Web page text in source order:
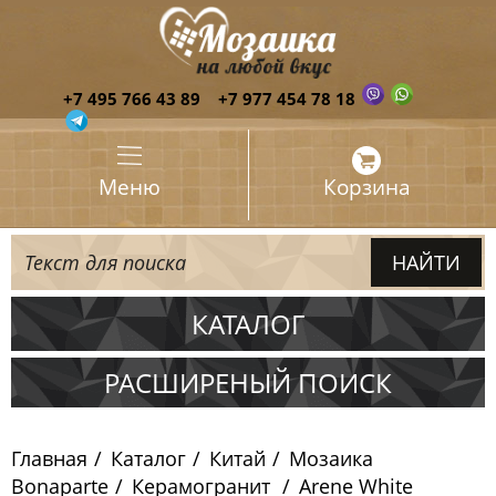
+7 495 766 43 89 +7 977 454 78 18
Меню Корзина
КАТАЛОГ
Испания
Китай
РАСШИРЕНЫЙ ПОИСК
Главная Каталог Китай
Мозаика
Bonaparte
Керамогранит
Arene White